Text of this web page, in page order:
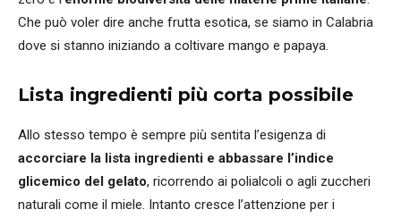
Che può voler dire anche frutta esotica, se siamo in Calabria
dove si stanno iniziando a coltivare mango e papaya.
Lista ingredienti più corta possibile
Allo stesso tempo è sempre più sentita l’esigenza di
accorciare la lista ingredienti e abbassare l’indice
glicemico del gelato, ricorrendo ai polialcoli o agli zuccheri
naturali come il miele. Intanto cresce l’attenzione per i